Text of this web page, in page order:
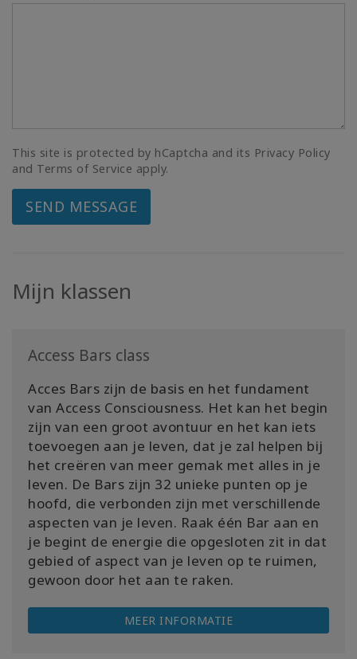
This site is protected by hCaptcha and its Privacy Policy
and Terms of Service apply.
SEND MESSAGE
Mijn klassen
Access Bars class
Acces Bars zijn de basis en het fundament
van Access Consciousness. Het kan het begin
zijn van een groot avontuur en het kan iets
toevoegen aan je leven, dat je zal helpen bij
het creëren van meer gemak met alles in je
leven. De Bars zijn 32 unieke punten op je
hoofd, die verbonden zijn met verschillende
aspecten van je leven. Raak één Bar aan en
je begint de energie die opgesloten zit in dat
gebied of aspect van je leven op te ruimen,
gewoon door het aan te raken.
MEER INFORMATIE